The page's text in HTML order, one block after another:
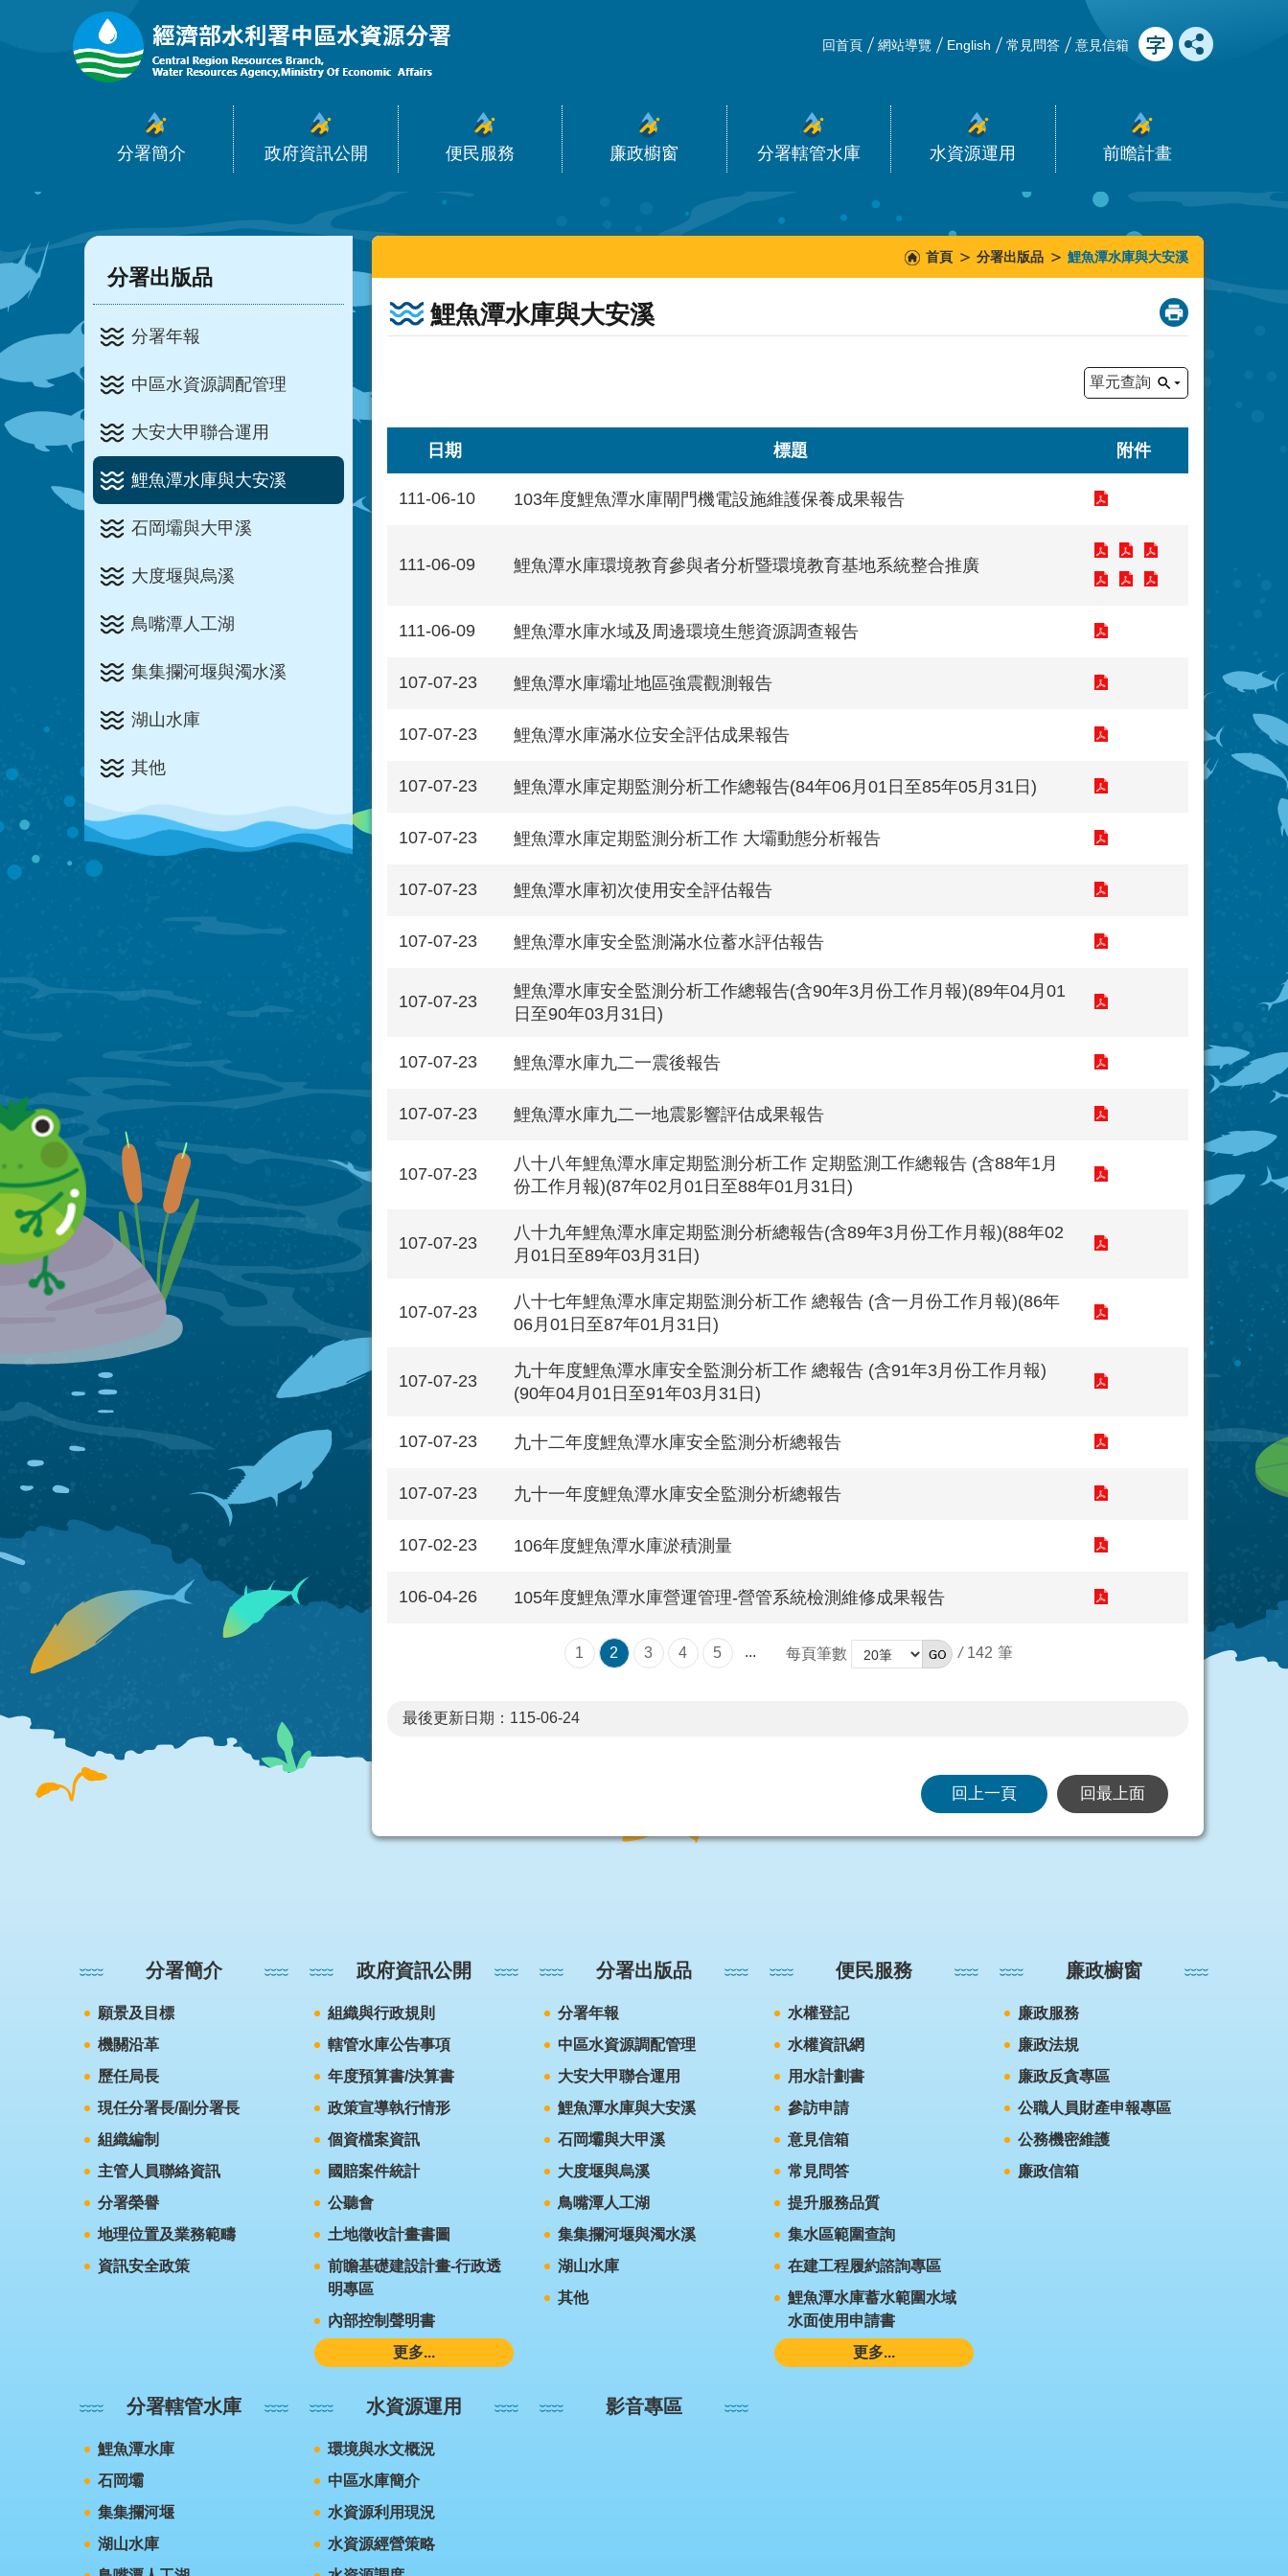
跳到主要內容區塊
回首頁 網站導覽 English 常見問答 意見信箱
分署簡介 政府資訊公開 便民服務 廉政櫥窗 分署轄管水庫 水資源運用 前瞻計畫
:::
分署出版品
分署年報
中區水資源調配管理
大安大甲聯合運用
鯉魚潭水庫與大安溪
石岡壩與大甲溪
大度堰與烏溪
鳥嘴潭人工湖
集集攔河堰與濁水溪
湖山水庫
其他
:::
首頁 分署出版品 鯉魚潭水庫與大安溪
鯉魚潭水庫與大安溪 _
單元查詢
日期 標題 附件
111-06-10 103年度鯉魚潭水庫閘門機電設施維護保養成果報告
111-06-09 鯉魚潭水庫環境教育參與者分析暨環境教育基地系統整合推廣
111-06-09 鯉魚潭水庫水域及周邊環境生態資源調查報告
107-07-23 鯉魚潭水庫壩址地區強震觀測報告
107-07-23 鯉魚潭水庫滿水位安全評估成果報告
107-07-23 鯉魚潭水庫定期監測分析工作總報告(84年06月01日至85年05月31日)
107-07-23 鯉魚潭水庫定期監測分析工作 大壩動態分析報告
107-07-23 鯉魚潭水庫初次使用安全評估報告
107-07-23 鯉魚潭水庫安全監測滿水位蓄水評估報告
107-07-23
鯉魚潭水庫安全監測分析工作總報告(含90年3月份工作月報)(89年04月01
日至90年03月31日)
107-07-23 鯉魚潭水庫九二一震後報告
107-07-23 鯉魚潭水庫九二一地震影響評估成果報告
107-07-23
八十八年鯉魚潭水庫定期監測分析工作 定期監測工作總報告 (含88年1月
份工作月報)(87年02月01日至88年01月31日)
107-07-23
八十九年鯉魚潭水庫定期監測分析總報告(含89年3月份工作月報)(88年02
月01日至89年03月31日)
107-07-23
八十七年鯉魚潭水庫定期監測分析工作 總報告 (含一月份工作月報)(86年
06月01日至87年01月31日)
107-07-23
九十年度鯉魚潭水庫安全監測分析工作 總報告 (含91年3月份工作月報)
(90年04月01日至91年03月31日)
107-07-23 九十二年度鯉魚潭水庫安全監測分析總報告
107-07-23 九十一年度鯉魚潭水庫安全監測分析總報告
107-02-23 106年度鯉魚潭水庫淤積測量
106-04-26 105年度鯉魚潭水庫營運管理-營管系統檢測維修成果報告
1 2 3 4 5 ... 每頁筆數 / 142
最後更新日期：115-06-24
回上一頁 回最上面
分署簡介
願景及目標
機關沿革
歷任局長
現任分署長/副分署長
組織編制
主管人員聯絡資訊
分署榮譽
地理位置及業務範疇
資訊安全政策
政府資訊公開
組織與行政規則
轄管水庫公告事項
年度預算書/決算書
政策宣導執行情形
個資檔案資訊
國賠案件統計
公聽會
土地徵收計畫書圖
前瞻基礎建設計畫-行政透
明專區
內部控制聲明書
更多...
分署出版品
分署年報
中區水資源調配管理
大安大甲聯合運用
鯉魚潭水庫與大安溪
石岡壩與大甲溪
大度堰與烏溪
鳥嘴潭人工湖
集集攔河堰與濁水溪
湖山水庫
其他
便民服務
水權登記
水權資訊網
用水計劃書
參訪申請
意見信箱
常見問答
提升服務品質
集水區範圍查詢
在建工程履約諮詢專區
鯉魚潭水庫蓄水範圍水域
水面使用申請書
更多...
廉政櫥窗
廉政服務
廉政法規
廉政反貪專區
公職人員財產申報專區
公務機密維護
廉政信箱
分署轄管水庫
鯉魚潭水庫
石岡壩
集集攔河堰
湖山水庫
水資源運用
環境與水文概況
中區水庫簡介
水資源利用現況
水資源經營策略
影音專區